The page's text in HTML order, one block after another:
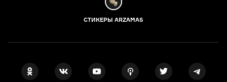
СТИКЕРЫ ARZAMAS